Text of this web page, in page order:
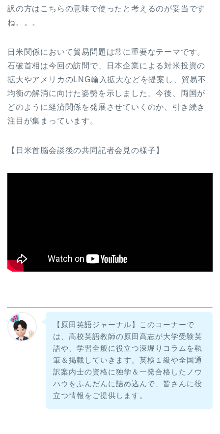
訳の方はこちらの意味で使ったと考えるのが妥当です
ね。。。
日米関係において貿易問題は常に重要なテーマです。
石破首相は今回の訪問で、日本企業による対米投資の
拡大やアメリカのLNG輸入拡大などを提案し、貿易不
均衡の解消に向けた姿勢を示しました。今後、両国が
どのように経済関係を発展させていくのか、引き続き
注目が集まっています。
【日米首脳会談後の共同記者会見の様子】
【原田英語ジャーナル】このコーナーで
は、高校英語教師の原田高志が大学受験英
語や、学習全般に役立つ深堀りコラムを執
筆＆掲載していきます。英検１級や全国通
訳案内士の資格に独学＆一発合格したノウ
ハウをふんだんに詰め込んで、皆さんに役
立つ情報をご提供します。